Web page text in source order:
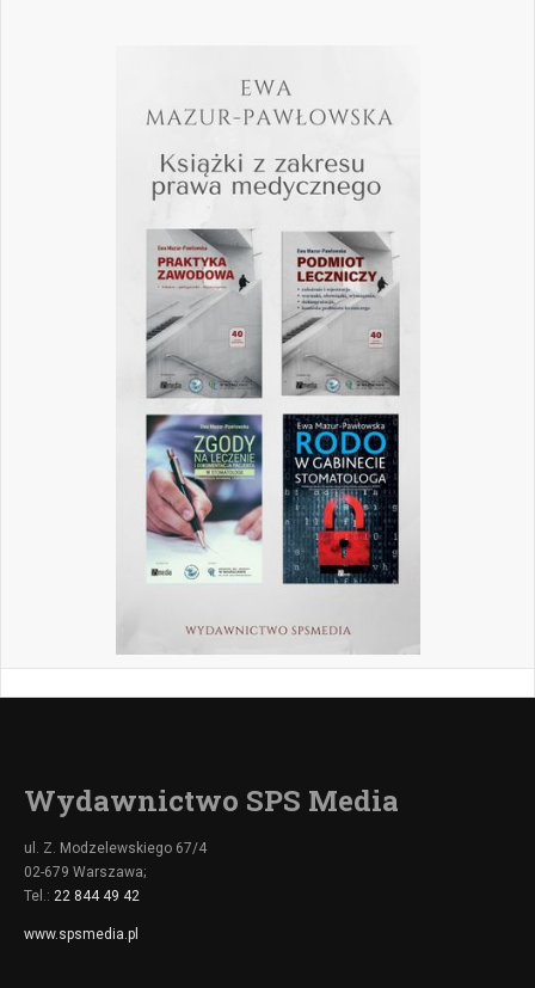
Wydawnictwo SPS Media
ul. Z. Modzelewskiego 67/4
02-679 Warszawa;
Tel.: 22 844 49 42
www.spsmedia.pl